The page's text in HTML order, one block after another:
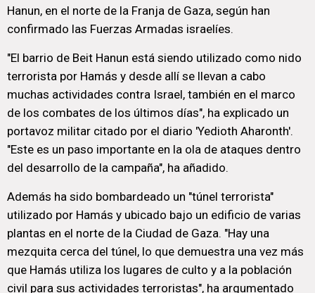
Hanun, en el norte de la Franja de Gaza, según han
confirmado las Fuerzas Armadas israelíes.
"El barrio de Beit Hanun está siendo utilizado como nido
terrorista por Hamás y desde allí se llevan a cabo
muchas actividades contra Israel, también en el marco
de los combates de los últimos días", ha explicado un
portavoz militar citado por el diario 'Yedioth Aharonth'.
"Este es un paso importante en la ola de ataques dentro
del desarrollo de la campaña", ha añadido.
Además ha sido bombardeado un "túnel terrorista"
utilizado por Hamás y ubicado bajo un edificio de varias
plantas en el norte de la Ciudad de Gaza. "Hay una
mezquita cerca del túnel, lo que demuestra una vez más
que Hamás utiliza los lugares de culto y a la población
civil para sus actividades terroristas", ha argumentado